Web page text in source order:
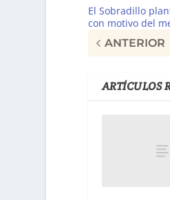
El Sobradillo
con motivo del
ANTERIOR
ARTÍCULOS